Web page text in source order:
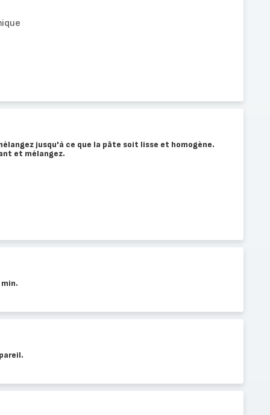
jusqu'à ce que la pâte soit lisse et homogène.
et mélangez.